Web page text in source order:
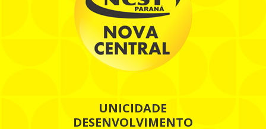
UNICIDADE
DESENVOLVIMENTO